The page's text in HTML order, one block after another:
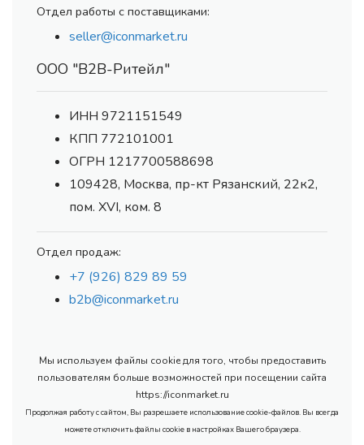
Отдел работы с поставщиками:
seller@iconmarket.ru
ООО "В2В-Ритейл"
ИНН 9721151549
КПП 772101001
ОГРН 1217700588698
109428, Москва, пр-кт Рязанский, 22к2,
пом. XVI, ком. 8
Отдел продаж:
+7 (926) 829 89 59
b2b@iconmarket.ru
Мы используем файлы cookie для того, чтобы предоставить
пользователям больше возможностей при посещении сайта
https://iconmarket.ru
Продолжая работу с сайтом, Вы разрешаете использование cookie-файлов. Вы всегда
можете отключить файлы cookie в настройках Вашего браузера.